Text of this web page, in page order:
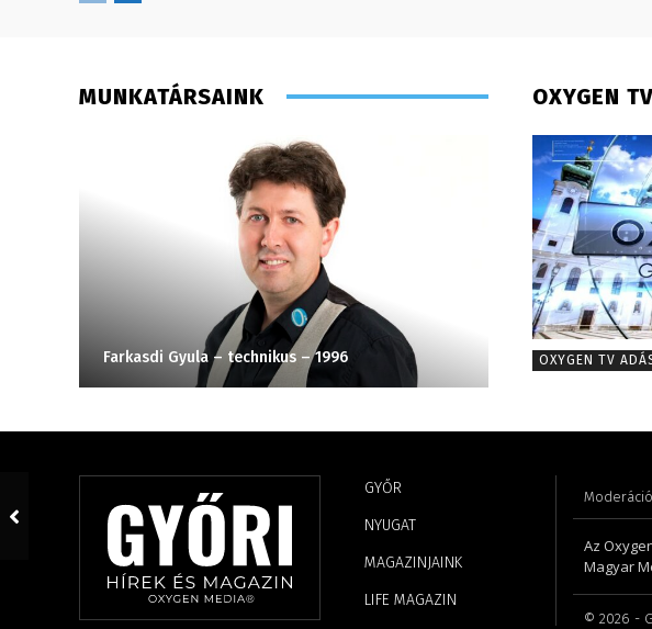
MUNKATÁRSAINK
Farkasdi Gyula – technikus – 1996 Tóth Bálint –
OXYGEN
OXYGEN TV
GYŐR
NYUGAT
MAGAZINJAINK
LIFE MAGAZIN
Az
Magyar
© 2026 -